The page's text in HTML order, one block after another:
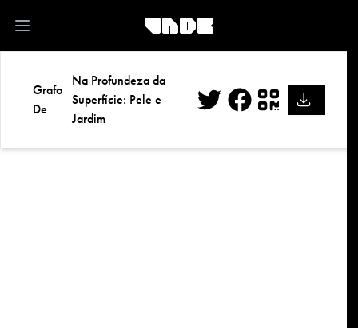
Open main menu
Grafo
De
Na Profundeza da
Superfície: Pele e
Jardim
Facebook
QR